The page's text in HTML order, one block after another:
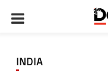
INDIA